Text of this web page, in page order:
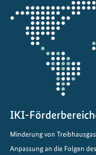
Öffnet
die
Projektkarte
IKI-
Minderung von
Anpassung an die Folgen